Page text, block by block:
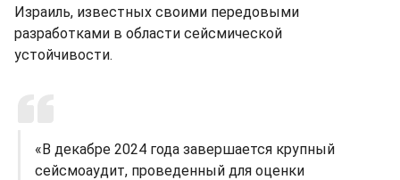
Израиль, известных своими передовыми
разработками в области сейсмической
устойчивости.
«В декабре 2024 года завершается крупный
сейсмоаудит, проведенный для оценки